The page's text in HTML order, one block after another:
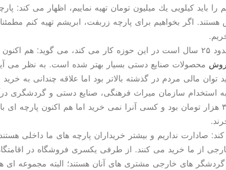
را باید كیلویی یك میلیون تومان تهیه نماییم، اظهار می كند:
اگر بخواهیم برای پارچه زربفت، ابریشم تهیه كنم مطمئنا
محصولات صنایع دستی بسیار بهتر شده است. به نظر می آید
مالی مردم در گذشته بالاتر بود اما علاقه چندانی به خرید
كه به استخدام سازمان میراث فرهنگی، صنایع دستی و گردشگری
كند: صادارت نداریم و بیشتر خریداران پارچه های ما داخلی
از ما خرید می كنند. از طرفی یكسری فروشگاه در
گردشگر های خارجی مشتری های آنان هستند؛ البته مجموعه